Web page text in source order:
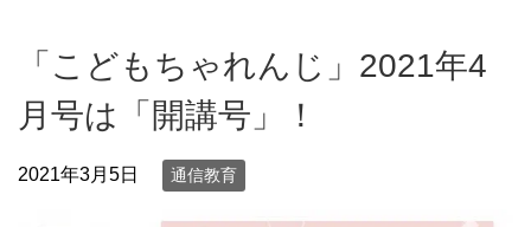
「こどもちゃれんじ」2021年4
月号は「開講号」！
2021年3月5日 通信教育